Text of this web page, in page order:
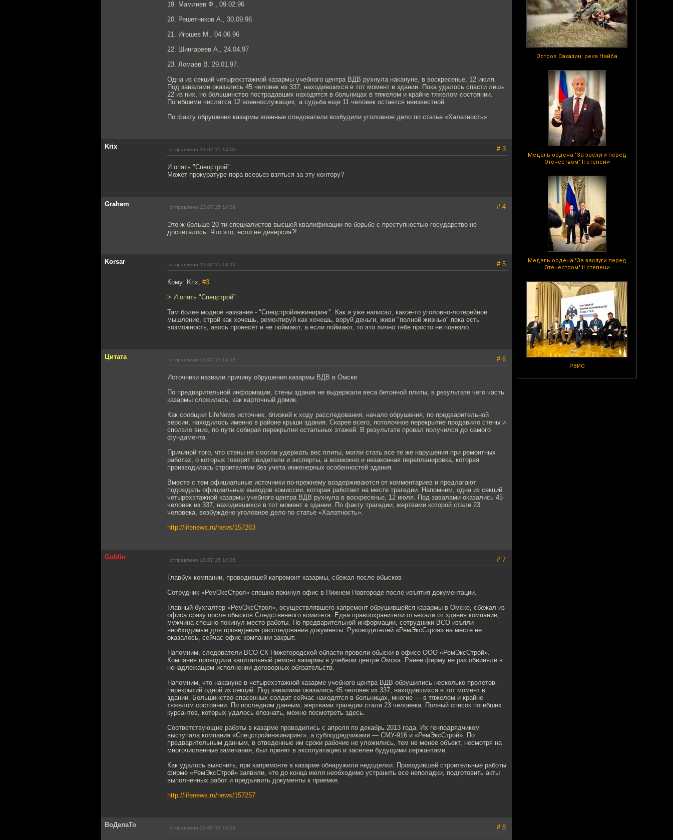
Остров Сахалин, река Найба
Медаль ордена "За заслуги перед
Отечеством" II степени
Медаль ордена "За заслуги перед
Отечеством" II степени
РВИО
19. Мамлиев Ф., 09.02.96
20. Решетников А., 30.09.96
21. Игошев М., 04.06.96
22. Шингареев А., 24.04.97
23. Ломаев В. 29.01.97.
Одна из секций четырехэтажной казармы учебного центра ВДВ рухнула накануне, в воскресенье, 12 июля.
Под завалами оказались 45 человек из 337, находившихся в тот момент в здании. Пока удалось спасти лишь
22 из них, но большинство пострадавших находятся в больницах в тяжелом и крайне тяжелом состоянии.
Погибшими числятся 12 военнослужащих, а судьба еще 11 человек остается неизвестной.
По факту обрушения казармы военные следователи возбудили уголовное дело по статье «Халатность».
Krix отправлено 13.07.15 14:06 # 3
И опять "Спецстрой".
Может прокуратуре пора всерьез взяться за эту контору?
Graham отправлено 13.07.15 14:09 # 4
Это-ж больше 20-ти специалистов высшей квалификации по борьбе с преступностью государство не
досчиталось. Что это, если не диверсия?!
Korsar отправлено 13.07.15 14:12 # 5
Кому: Krix, #3
> И опять "Спецстрой"
Там более модное название - "Спецстройинжиниринг". Как я уже написал, какое-то уголовно-лотерейное
мышление, строй как хочешь, ремонтируй как хочешь, воруй деньги, живи "полной жизнью" пока есть
возможность, авось пронесёт и не поймают, а если поймают, то это лично тебе просто не повезло.
Цитата отправлено 13.07.15 14:18 # 6
Источники назвали причину обрушения казармы ВДВ в Омске
По предварительной информации, стены здания не выдержали веса бетонной плиты, в результате чего часть
казармы сложилась, как карточный домик.
Как сообщил LifeNews источник, близкий к ходу расследования, начало обрушения, по предварительной
версии, находилось именно в районе крыши здания. Скорее всего, потолочное перекрытие продавило стены и
сползло вниз, по пути собирая перекрытия остальных этажей. В результате провал получился до самого
фундамента.
Причиной того, что стены не смогли удержать вес плиты, могли стать все те же нарушения при ремонтных
работах, о которых говорят свидетели и эксперты, а возможно и незаконная перепланировка, которая
производилась строителями без учета инженерных особенностей здания.
Вместе с тем официальные источники по-прежнему воздерживаются от комментариев и предлагают
подождать официальных выводов комиссии, которая работает на месте трагедии. Напомним, одна из секций
четырехэтажной казармы учебного центра ВДВ рухнула в воскресенье, 12 июля. Под завалами оказались 45
человек из 337, находившихся в тот момент в здании. По факту трагедии, жертвами которой стали 23
человека, возбуждено уголовное дело по статье «Халатность».
http://lifenews.ru/news/157263
Goblin отправлено 13.07.15 14:28 # 7
Главбух компании, проводившей капремонт казармы, сбежал после обысков
Сотрудник «РемЭксСтроя» спешно покинул офис в Нижнем Новгороде после изъятия документации.
Главный бухгалтер «РемЭксСтроя», осуществлявшего капремонт обрушившейся казармы в Омске, сбежал из
офиса сразу после обысков Следственного комитета. Едва правоохранители отъехали от здания компании,
мужчина спешно покинул место работы. По предварительной информации, сотрудники ВСО изъяли
необходимые для проведения расследования документы. Руководителей «РемЭксСтроя» на месте не
оказалось, сейчас офис компании закрыт.
Напомним, следователи ВСО СК Нижегородской области провели обыски в офисе ООО «РемЭксСтрой».
Компания проводила капитальный ремонт казармы в учебном центре Омска. Ранее фирму не раз обвиняли в
ненадлежащем исполнении договорных обязательств.
Напомним, что накануне в четырехэтажной казарме учебного центра ВДВ обрушились несколько пролетов-
перекрытий одной из секций. Под завалами оказались 45 человек из 337, находившихся в тот момент в
здании. Большинство спасенных солдат сейчас находятся в больницах, многие — в тяжелом и крайне
тяжелом состоянии. По последним данным, жертвами трагедии стали 23 человека. Полный список погибших
курсантов, которых удалось опознать, можно посмотреть здесь.
Соответствующие работы в казарме проводились с апреля по декабрь 2013 года. Их генподрядчиком
выступала компания «Спецстройинжиниринг», а субподрядчиками — СМУ-916 и «РемЭксСтрой». По
предварительным данным, в отведенные им сроки рабочие не уложились, тем не менее объект, несмотря на
многочисленные замечания, был принят в эксплуатацию и заселен будущими сержантами.
Как удалось выяснить, при капремонте в казарме обнаружили недоделки. Проводившей строительные работы
фирме «РемЭксСтрой» заявили, что до конца июля необходимо устранить все неполадки, подготовить акты
выполненных работ и предъявить документы к приемке.
http://lifenews.ru/news/157257
ВоДелаТо отправлено 13.07.15 14:29 # 8